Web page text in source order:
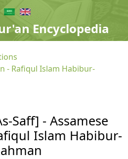
Encyclopedia
- Rafiqul Islam Habibur-
Saff] - Assamese
Islam Habibur-